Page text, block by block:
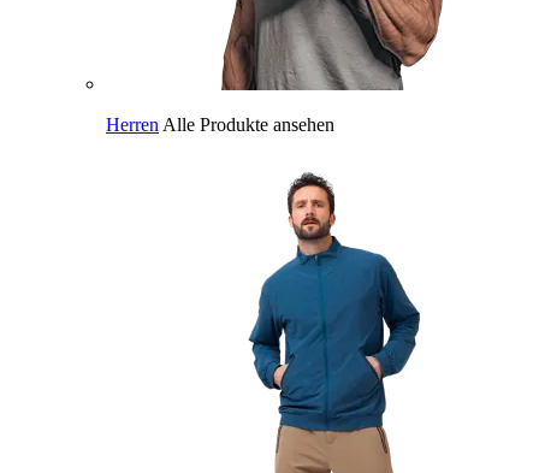
Herren Alle Produkte ansehen